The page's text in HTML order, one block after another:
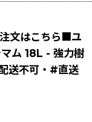
文はこちら■ユ
ム 18L - 強力樹
送不可・#直送